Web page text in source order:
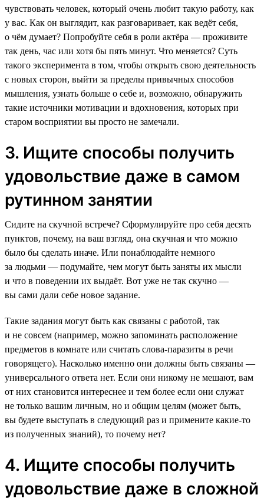
чувствовать человек, который очень любит такую работу, как
у вас. Как он выглядит, как разговаривает, как ведёт себя,
о чём думает? Попробуйте себя в роли актёра — проживите
так день, час или хотя бы пять минут. Что меняется? Суть
такого эксперимента в том, чтобы открыть свою деятельность
с новых сторон, выйти за пределы привычных способов
мышления, узнать больше о себе и, возможно, обнаружить
такие источники мотивации и вдохновения, которых при
старом восприятии вы просто не замечали.
3. Ищите способы получить
удовольствие даже в самом
рутинном занятии
Сидите на скучной встрече? Сформулируйте про себя десять
пунктов, почему, на ваш взгляд, она скучная и что можно
было бы сделать иначе. Или понаблюдайте немного
за людьми — подумайте, чем могут быть заняты их мысли
и что в поведении их выдаёт. Вот уже не так скучно —
вы сами дали себе новое задание.
Такие задания могут быть как связаны с работой, так
и не совсем (например, можно запоминать расположение
предметов в комнате или считать слова-паразиты в речи
говорящего). Насколько именно они должны быть связаны —
универсального ответа нет. Если они никому не мешают, вам
от них становится интереснее и тем более если они служат
не только вашим личным, но и общим целям (может быть,
вы будете выступать в следующий раз и примените какие-то
из полученных знаний), то почему нет?
4. Ищите способы получить
удовольствие даже в сложной